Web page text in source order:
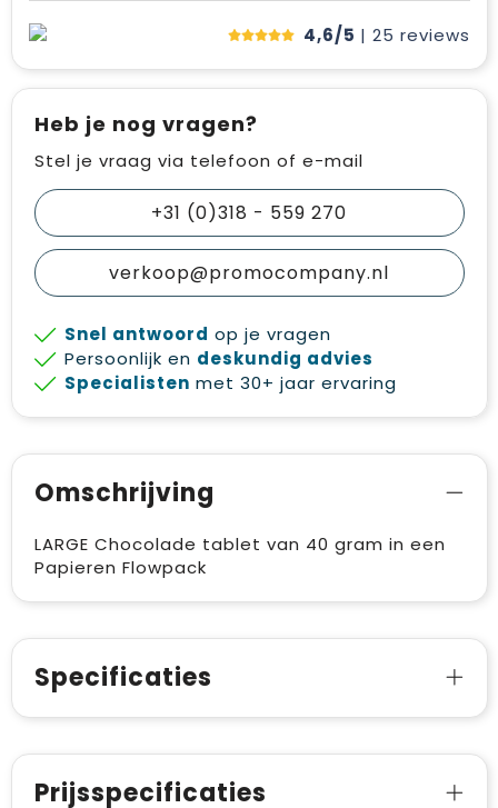
4,6/5 | 25 reviews
Heb je nog vragen?
Stel je vraag via telefoon of e-mail
+31 (0)318 - 559 270
verkoop@promocompany.nl
Snel antwoord op je vragen
Persoonlijk en deskundig advies
Specialisten met 30+ jaar ervaring
Omschrijving
LARGE Chocolade tablet van 40 gram in een
Papieren Flowpack
Specificaties
Prijsspecificaties